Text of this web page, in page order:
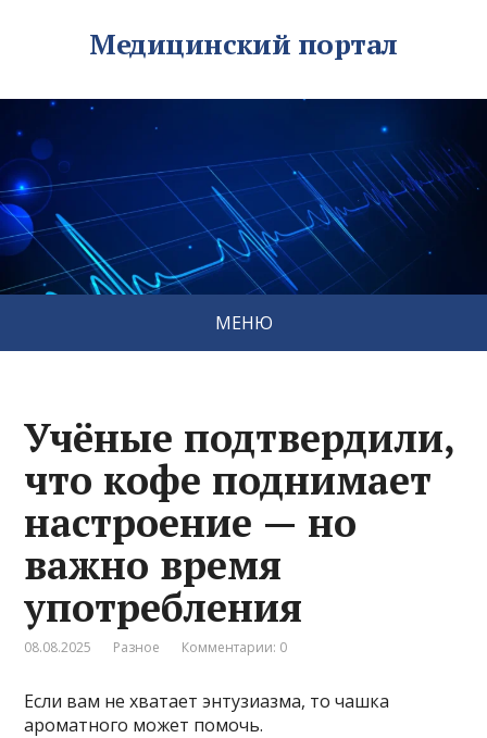
Медицинский портал
МЕНЮ
Учёные подтвердили,
что кофе поднимает
настроение — но
важно время
употребления
08.08.2025 Разное Комментарии: 0
Если вам не хватает энтузиазма, то чашка
ароматного может помочь.